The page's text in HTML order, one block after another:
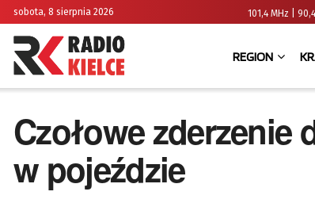
sobota, 8 sierpnia 2026 101,4 MHz |
REGION
Czołowe zderzenie
w pojeździe